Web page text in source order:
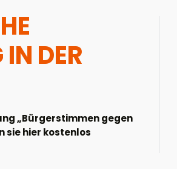
DER
„Bürgerstimmen gegen
sie hier kostenlos